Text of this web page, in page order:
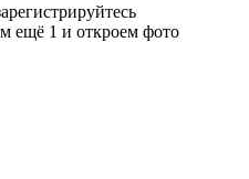
ещё 1 и откроем фото